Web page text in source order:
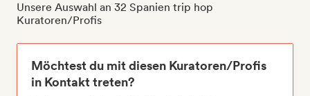
Unsere Auswahl an 32 Spanien trip hop
Kuratoren/Profis
Möchtest du mit diesen Kuratoren/Profis
in Kontakt treten?